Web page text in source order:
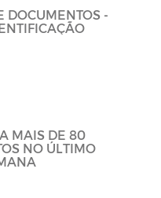
DOCUMENTOS -
MAIS DE 80
NO ÚLTIMO